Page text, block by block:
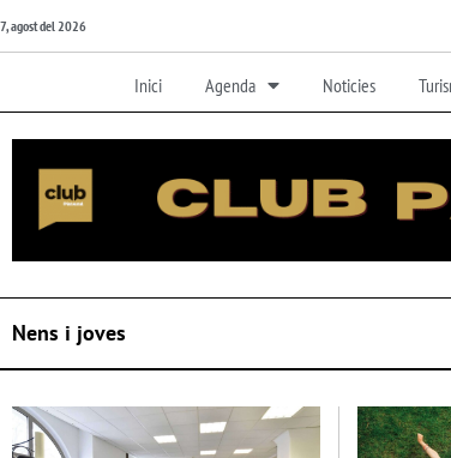
7, agost del 2026
Inici Agenda Noticies
Nens i joves